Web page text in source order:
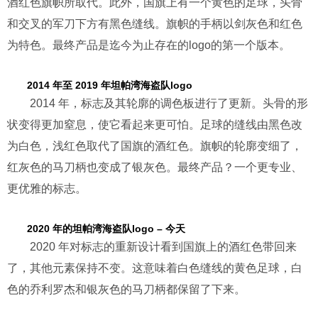
酒红色旗帜所取代。此外，国旗上有一个黄色的足球，头骨
和交叉的军刀下方有黑色缝线。旗帜的手柄以剑灰色和红色
为特色。最终产品是迄今为止存在的logo的第一个版本。
2014 年至 2019 年坦帕湾海盗队logo
2014 年，标志及其轮廓的调色板进行了更新。头骨的形
状变得更加窒息，使它看起来更可怕。足球的缝线由黑色改
为白色，浅红色取代了国旗的酒红色。旗帜的轮廓变细了，
红灰色的马刀柄也变成了银灰色。最终产品？一个更专业、
更优雅的标志。
2020 年的坦帕湾海盗队logo – 今天
2020 年对标志的重新设计看到国旗上的酒红色带回来
了，其他元素保持不变。这意味着白色缝线的黄色足球，白
色的乔利罗杰和银灰色的马刀柄都保留了下来。